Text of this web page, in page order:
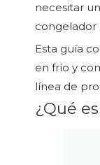
necesitar
congelador
Esta guía
en frío y
línea de
¿Qué